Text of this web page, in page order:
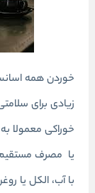
خوردن همه
زیادی برای
خوراکی معمولا
یا مصرف
با آب، الکل یا